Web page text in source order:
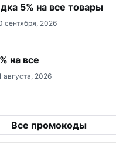
5% на все товары
сентября, 2026
на все
августа, 2026
Все промокоды